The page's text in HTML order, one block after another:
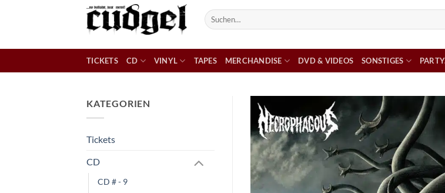
Suchen
nach:
TICKETS CD VINYL TAPES MERCHANDISE DVD & VIDEOS SONSTIGES
KATEGORIEN
Tickets
CD
CD # - 9